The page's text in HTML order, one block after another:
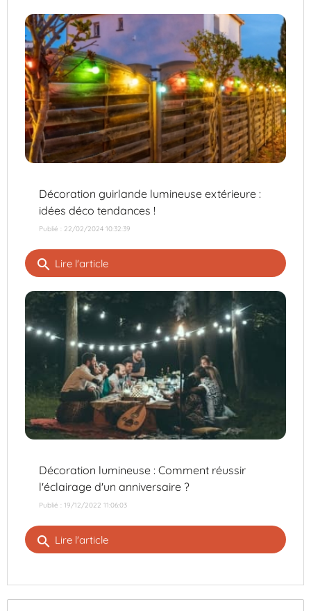
Décoration guirlande lumineuse extérieure :
idées déco tendances !
Publié : 22/02/2024 10:32:39
search Lire l'article
Décoration lumineuse : Comment réussir
l'éclairage d'un anniversaire ?
Publié : 19/12/2022 11:06:03
search Lire l'article